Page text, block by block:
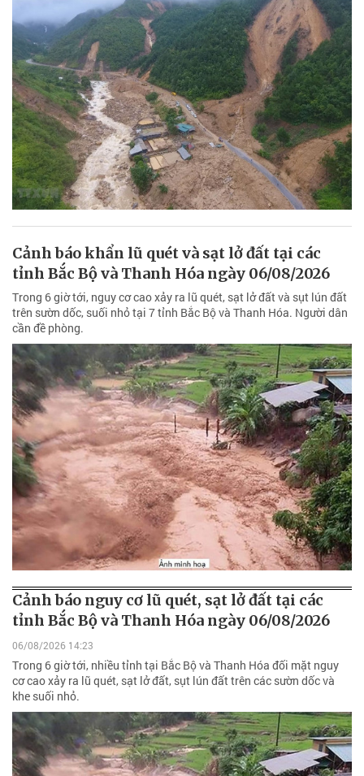
Cảnh báo khẩn lũ quét và sạt lở đất tại các
tỉnh Bắc Bộ và Thanh Hóa ngày 06/08/2026
Trong 6 giờ tới, nguy cơ cao xảy ra lũ quét, sạt lở đất và sụt lún đất
trên sườn dốc, suối nhỏ tại 7 tỉnh Bắc Bộ và Thanh Hóa. Người dân
cần đề phòng.
Cảnh báo nguy cơ lũ quét, sạt lở đất tại các
tỉnh Bắc Bộ và Thanh Hóa ngày 06/08/2026
06/08/2026 14:23
Trong 6 giờ tới, nhiều tỉnh tại Bắc Bộ và Thanh Hóa đối mặt nguy
cơ cao xảy ra lũ quét, sạt lở đất, sụt lún đất trên các sườn dốc và
khe suối nhỏ.